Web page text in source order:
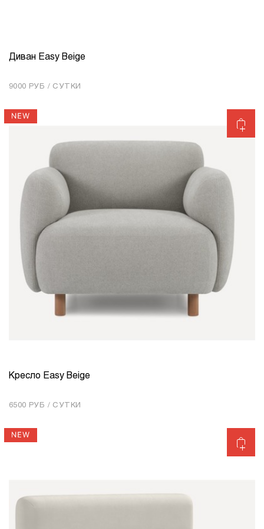
КОЛИЧЕСТВО 1
Диван Easy Beige
9000 РУБ / СУТКИ
КОЛИЧЕСТВО 1
Кресло Easy Beige
6500 РУБ / СУТКИ